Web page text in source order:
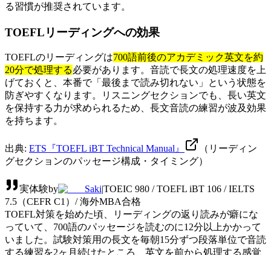
る習慣が推奨されています。
TOEFLリーディングへの効果
TOEFLのリーディングは700語前後のアカデミック英文を約
20分で処理する必要があります。音読で長文の処理速度を上
げておくと、本番で「最後まで読み切れない」という状態を
防ぎやすくなります。リスニングセクションでも、長い英文
を保持する力が求められるため、長文音読の練習が波及効果
を持ちます。
出典: ETS『TOEFL iBT Technical Manual』
（リーディン
グセクションのパッセージ構成・タイミング）
実体験by Saki|TOEIC 980 / TOEFL iBT 106 / IELTS
7.5（CEFR C1）/ 海外MBA合格
TOEFL対策を始めた頃、リーディングの返り読みが癖にな
っていて、700語のパッセージを読むのに12分以上かかって
いました。試験対策用の長文を毎朝15分ずつ段落単位で音読
する練習を2ヶ月続けたところ、英文を前から処理する感覚